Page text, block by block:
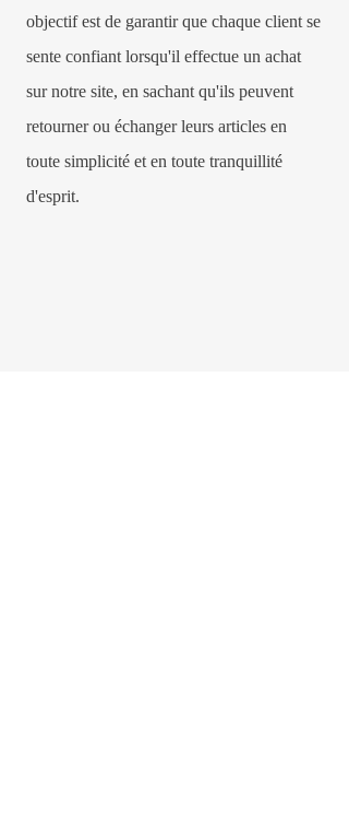
objectif est de garantir que chaque client se
sente confiant lorsqu'il effectue un achat
sur notre site, en sachant qu'ils peuvent
retourner ou échanger leurs articles en
toute simplicité et en toute tranquillité
d'esprit.